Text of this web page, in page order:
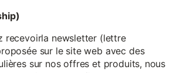
recevoirla newsletter (lettre
sur le site web avec des
sur nos offres et produits, nous